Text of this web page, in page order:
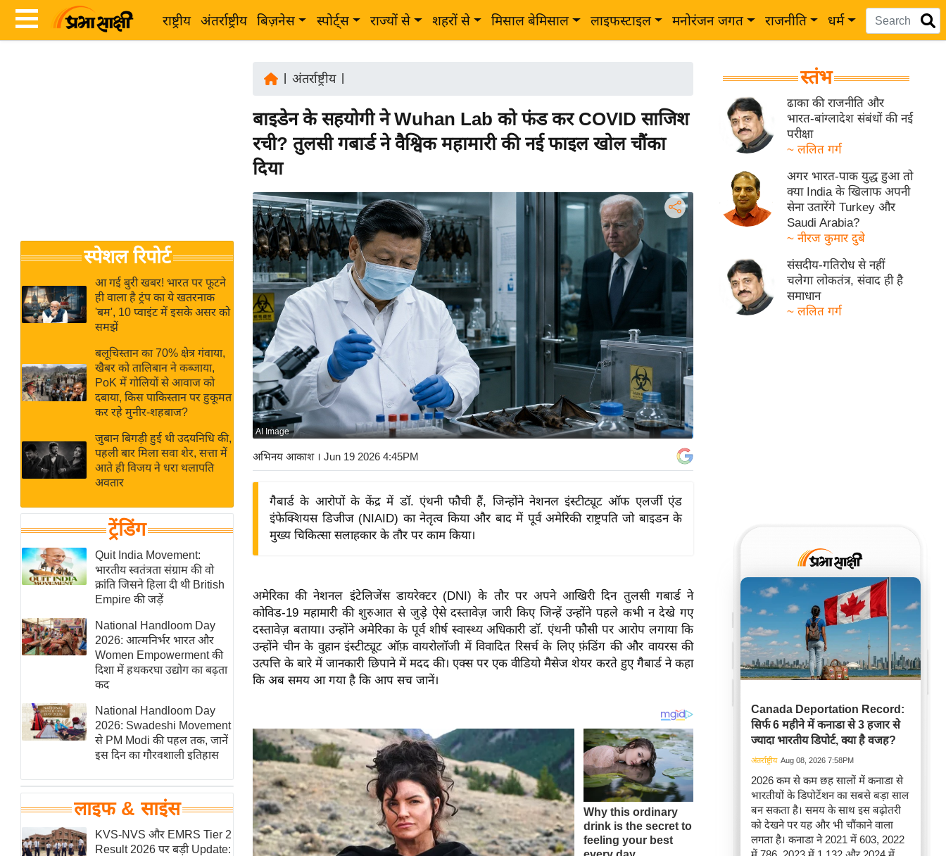
राष्ट्रीय अंतर्राष्ट्रीय बिज़नेस स्पोर्ट्स राज्यों से शहरों से मिसाल बेमिसाल लाइफस्टाइल मनोरंजन जगत राजनीति धर्म
Breaking
News in
Hindi
Hindi
Hindi
Videos
जगत
राय
बजट
क्रिकेट
IPL
2026
ई-पेपर
मिसाल बेमिसाल
शख्सियत
यंग इंडिया
साहित्य जगत
ऑटो वर्ल्ड
न्यूज ब्रीफ
मनोरंजन जगत
बॉलीवुड
हॉलीवुड
फिल्म समीक्षा
Breaking
News
लाइफस्टाइल
टेक्नॉलॉजी
घरेलू नुस्खे
पर्यटन स्थल
फिटनेस मंत्रा
स्पेशल रिपोर्ट
आ गई बुरी खबर! भारत पर फूटने
ही वाला है ट्रंप का ये खतरनाक
'बम', 10 प्वाइंट में इसके असर को
समझें
बलूचिस्तान का 70% क्षेत्र गंवाया,
खैबर को तालिबान ने कब्जाया,
PoK में गोलियों से आवाज को
दबाया, किस पाकिस्तान पर हुकूमत
कर रहे मुनीर-शहबाज?
जुबान बिगड़ी हुई थी उदयनिधि की,
पहली बार मिला सवा शेर, सत्ता में
आते ही विजय ने धरा थलापति
अवतार
ट्रेंडिंग
Quit India Movement:
भारतीय स्वतंत्रता संग्राम की वो
क्रांति जिसने हिला दी थी British
Empire की जड़ें
National Handloom Day
2026: आत्मनिर्भर भारत और
Women Empowerment की
दिशा में हथकरघा उद्योग का बढ़ता
कद
National Handloom Day
2026: Swadeshi Movement
से PM Modi की पहल तक, जानें
इस दिन का गौरवशाली इतिहास
लाइफ & साइंस
KVS-NVS और EMRS Tier 2
Result 2026 पर बड़ी Update:
अंतर्राष्ट्रीय|
बाइडेन के सहयोगी ने Wuhan Lab को फंड कर COVID साजिश
रची? तुलसी गबार्ड ने वैश्विक महामारी की नई फाइल खोल चौंका
दिया
AI Image
अभिनय आकाश। Jun 19 2026 4:45PM
गैबार्ड के आरोपों के केंद्र में डॉ. एंथनी फौची हैं, जिन्होंने नेशनल इंस्टीट्यूट ऑफ एलर्जी एंड
इंफेक्शियस डिजीज (NIAID) का नेतृत्व किया और बाद में पूर्व अमेरिकी राष्ट्रपति जो बाइडन के
मुख्य चिकित्सा सलाहकार के तौर पर काम किया।
अमेरिका की नेशनल इंटेलिजेंस डायरेक्टर (DNI) के तौर पर अपने आखिरी दिन तुलसी गबार्ड ने
कोविड-19 महामारी की शुरुआत से जुड़े ऐसे दस्तावेज़ जारी किए जिन्हें उन्होंने पहले कभी न देखे गए
दस्तावेज़ बताया। उन्होंने अमेरिका के पूर्व शीर्ष स्वास्थ्य अधिकारी डॉ. एंथनी फौसी पर आरोप लगाया कि
उन्होंने चीन के वुहान इंस्टीट्यूट ऑफ़ वायरोलॉजी में विवादित रिसर्च के लिए फ़ंडिंग की और वायरस की
उत्पत्ति के बारे में जानकारी छिपाने में मदद की। एक्स पर एक वीडियो मैसेज शेयर करते हुए गैबार्ड ने कहा
कि अब समय आ गया है कि आप सच जानें।
स्तंभ
ढाका की राजनीति और
भारत-बांग्लादेश संबंधों की नई
परीक्षा
~ ललित गर्ग
अगर भारत-पाक युद्ध हुआ तो
क्या India के खिलाफ अपनी
सेना उतारेंगे Turkey और
Saudi Arabia?
~ नीरज कुमार दुबे
संसदीय-गतिरोध से नहीं
चलेगा लोकतंत्र, संवाद ही है
समाधान
~ ललित गर्ग
Canada Deportation Record:
सिर्फ 6 महीने में कनाडा से 3 हजार से
ज्यादा भारतीय डिपोर्ट, क्या है वजह?
अंतर्राष्ट्रीय Aug 08, 2026 7:58PM
2026 कम से कम छह सालों में कनाडा से
भारतीयों के डिपोर्टेशन का सबसे बड़ा साल
बन सकता है। समय के साथ इस बढ़ोतरी
को देखने पर यह और भी चौंकाने वाला
लगता है। कनाडा ने 2021 में 603, 2022